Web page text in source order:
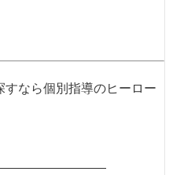
なら個別指導のヒーロー